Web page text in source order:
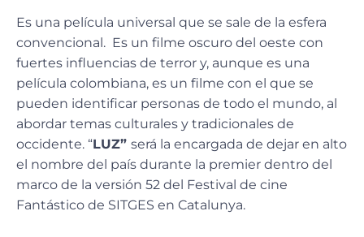
Es una película universal que se sale de la esfera
convencional. Es un filme oscuro del oeste con
fuertes influencias de terror y, aunque es una
película colombiana, es un filme con el que se
pueden identificar personas de todo el mundo, al
abordar temas culturales y tradicionales de
occidente. “LUZ” será la encargada de dejar en alto
el nombre del país durante la premier dentro del
marco de la versión 52 del Festival de cine
Fantástico de SITGES en Catalunya.